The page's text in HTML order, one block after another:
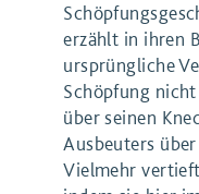
erzählt in ihren
ursprüngliche
Schöpfung
über seinen
Ausbeuters
Vielmehr